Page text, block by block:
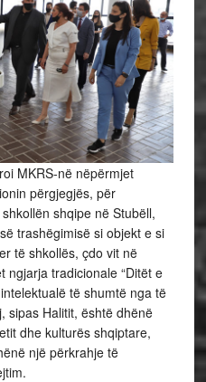
MKRS-në nëpërmjet
përgjegjës, për
shqipe në Stubëll,
trashëgimisë si objekt e si
të shkollës, çdo vit në
ngjarja tradicionale “Ditët e
të shumtë nga të
sipas Halitit, është dhënë
dhe kulturës shqiptare,
një përkrahje të